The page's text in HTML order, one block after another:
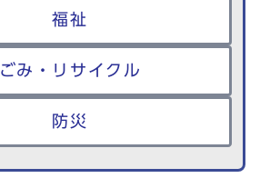
福祉
ごみ・リサイクル
防災